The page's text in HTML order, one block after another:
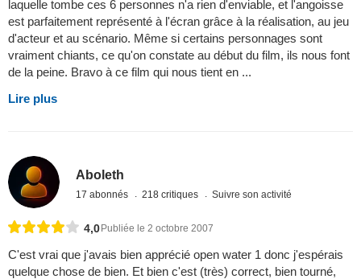
laquelle tombe ces 6 personnes n'a rien d'enviable, et l'angoisse
est parfaitement représenté à l'écran grâce à la réalisation, au jeu
d'acteur et au scénario. Même si certains personnages sont
vraiment chiants, ce qu'on constate au début du film, ils nous font
de la peine. Bravo à ce film qui nous tient en ...
Lire plus
Aboleth
17 abonnés 218 critiques Suivre son activité
4,0Publiée le 2 octobre 2007
C'est vrai que j'avais bien apprécié open water 1 donc j'espérais
quelque chose de bien. Et bien c'est (très) correct, bien tourné,